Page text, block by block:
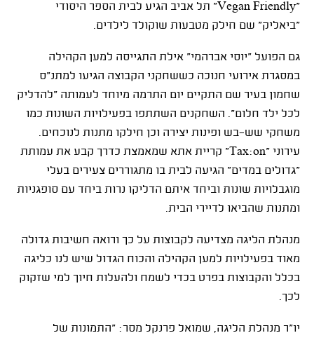
"Vegan Friendly" תל אביב הגיע לבית הספר היסודי
"ביאליק" שם חילק מטבעות שוקולד לילדים.
גם הפועל "יוסי אברהמי" אילת התגייסה למען הקהילה
במסגרת אירועי חנוכה כששחקני הקבוצה הגיעו למתנ"ס
שחמון בעיר שם התקיים יום התרמה מיוחד לעמותה "להדליק
לכל ילד חלום". השחקנים השתתפו בפעילויות השונות כמו
משחקי שש-בש ופינות יצירה וכן חילקו מתנות לנוכחים.
עירוני "Tax:on" קריית אתא שמאמצת כדרך קבע את עמותת
"גדולים במדים" הגיעה לבית בו מתגוררים צעירים בעלי
מוגבלויות שונות וביחד איתם הדליקו נרות ביחד עם סופגניות
ומתנות שהביאו לדיירי הבית.
מנהלת הליגה מצדיעה לקבוצות על כך ורואה חשיבות גדולה
מאוד בפעילויות למען הקהילה והכוח הגדול שיש לנו כליגה
בכלל והקבוצות בפרט בכדי לשמח ולהעלות חיוך למי שזקוק
לכך.
יו"ר מנהלת הליגה, שמואל פרנקל מסר: "התמונות של